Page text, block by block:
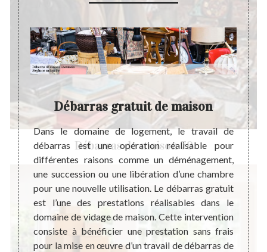
Débarras de maison 79
et
la
que
Débarras gratuit de maison
Dans le domaine de logement, le travail de
débarras est une opération réalisable pour
différentes raisons comme un déménagement,
une succession ou une libération d’une chambre
pour une nouvelle utilisation. Le débarras gratuit
est l’une des prestations réalisables dans le
domaine de vidage de maison. Cette intervention
consiste à bénéficier une prestation sans frais
pour la mise en œuvre d’un travail de débarras de
Un
à
ou
de
très